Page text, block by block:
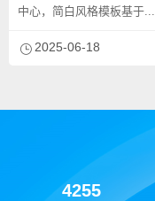
中心，简白风格模板基于...
2025-06-18
4255